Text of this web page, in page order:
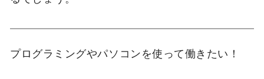
プログラミングやパソコンを使って働きたい！